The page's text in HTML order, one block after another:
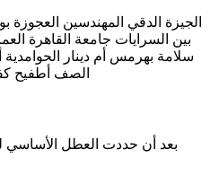
الجيزة الدقي المهندسين
بين السرايات جامعة القاهرة
سلامة بهرمس أم دينار
الصف أطفيح كفر قنديل
بعد أن حددت العطل الأساسي